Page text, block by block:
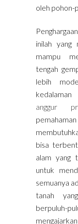
oleh pohon-
inilah yang
mampu
tengah
lebih
anggur
bisa
alam yang
untuk
semuanya
tanah
berpuluh-